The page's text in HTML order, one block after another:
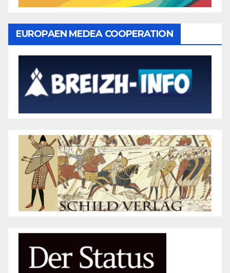
EUROPAEN MEDEA COOPERATION